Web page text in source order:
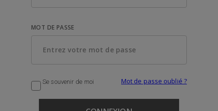
MOT DE PASSE
Se souvenir de moi Mot de passe oublié ?